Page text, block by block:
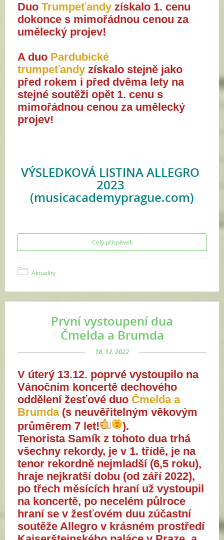
Duo Trumpeťandy získalo 1. cenu
dokonce s mimořádnou cenou za
umělecký projev!
A duo Pardubické
trumpeťandy získalo stejně jako
před rokem i před dvěma lety na
stejné soutěži opět 1. cenu s
mimořádnou cenou za umělecký
projev!
VÝSLEDKOVÁ LISTINA ALLEGRO
2023
(musicacademyprague.com)
Celý příspěvek
Aktuality
První vystoupení dua
Čmelda a Brumda
18. 12. 2022
V úterý 13.12. poprvé vystoupilo na
Vánočním koncertě dechového
oddělení žesťové duo Čmelda a
Brumda(s neuvěřitelným věkovým
průměrem 7 let!
).
Tenorista Samík z tohoto dua trhá
všechny rekordy, je v 1. třídě, je na
tenor rekordně nejmladší (6,5 roku),
hraje nejkratší dobu (od září 2022),
po třech měsících hraní už vystoupil
na koncertě, po necelém půlroce
hraní se v žesťovém duu zúčastní
soutěže Allegro v krásném prostředí